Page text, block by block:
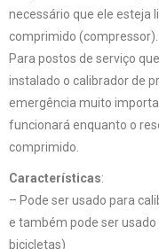
necessário que ele esteja
comprimido (compressor).
Para postos de serviço
instalado o calibrador de
emergência muito
funcionará enquanto o
comprimido.
Características:
– Pode ser usado para
e também pode ser
bicicletas)